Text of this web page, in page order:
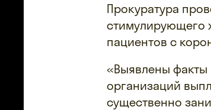
Прокуратура
стимулирующего
пациентов с
«Выявлены
организаций
существенно